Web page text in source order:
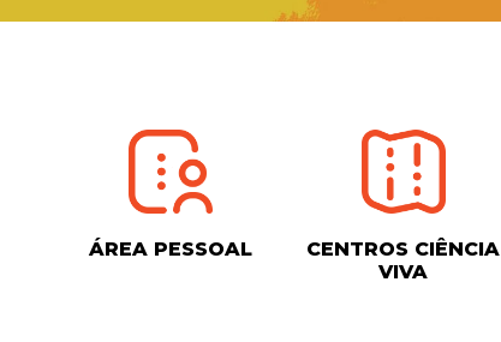
ÁREA PESSOAL
CENTROS CIÊNCIA
VIVA